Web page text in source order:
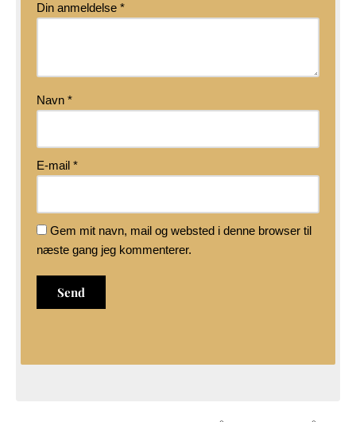
Din anmeldelse *
Navn *
E-mail *
Gem mit navn, mail og websted i denne browser til
næste gang jeg kommenterer.